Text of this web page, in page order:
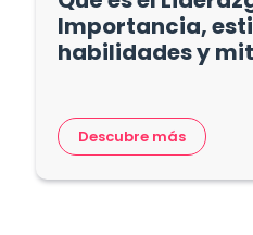
Importancia,
habilidades y
Descubre más